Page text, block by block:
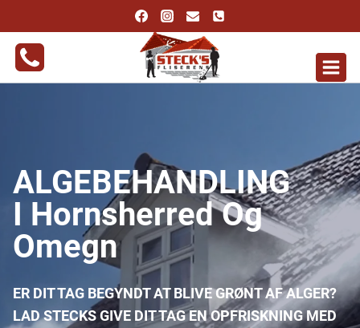
til
indhold
ALGEBEHANDLING
I Hornsherred Og
Omegn
ER DIT TAG BEGYNDT AT BLIVE GRØNT AF ALGER?
LAD STECKS GIVE DIT TAG EN OPFRISKNING MED